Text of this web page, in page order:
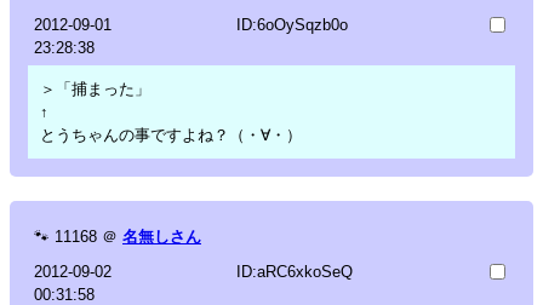
2012-09-01
23:28:38
ID:6oOySqzb0o
＞「捕まった」
↑
とうちゃんの事ですよね？（・∀・）
🐾 11168 ＠ 名無しさん
2012-09-02
00:31:58
ID:aRC6xkoSeQ